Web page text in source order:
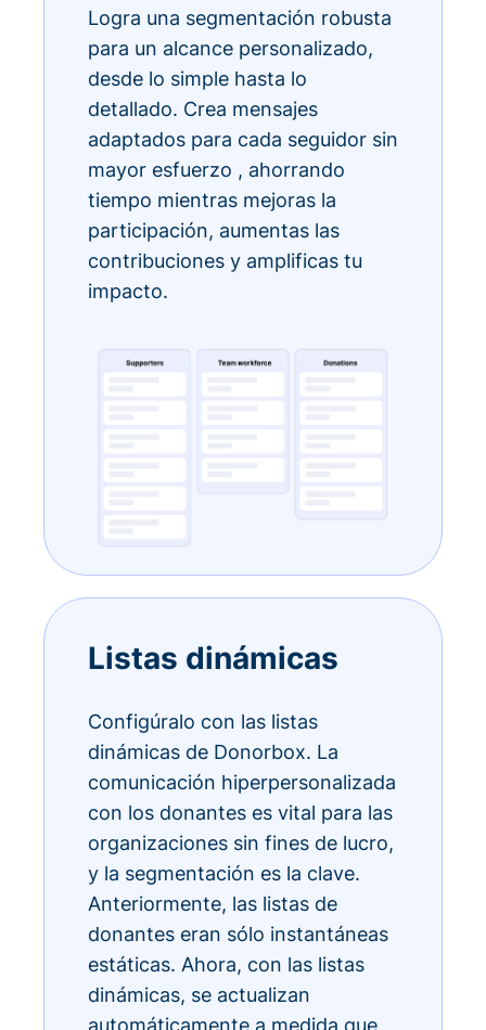
Logra una segmentación robusta
para un alcance personalizado,
desde lo simple hasta lo
detallado. Crea mensajes
adaptados para cada seguidor sin
mayor esfuerzo , ahorrando
tiempo mientras mejoras la
participación, aumentas las
contribuciones y amplificas tu
impacto.
Listas dinámicas
Configúralo con las listas
dinámicas de Donorbox. La
comunicación hiperpersonalizada
con los donantes es vital para las
organizaciones sin fines de lucro,
y la segmentación es la clave.
Anteriormente, las listas de
donantes eran sólo instantáneas
estáticas. Ahora, con las listas
dinámicas, se actualizan
automáticamente a medida que